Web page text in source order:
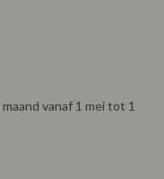
vanaf 1 mei tot 1